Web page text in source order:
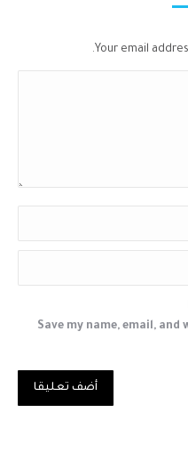
Your email
Save my name, email,
أضف تعليقا